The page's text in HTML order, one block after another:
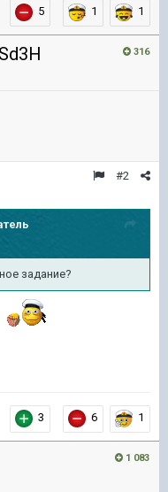
5 1 1
316
#2
задание?
3 6 1
1 083